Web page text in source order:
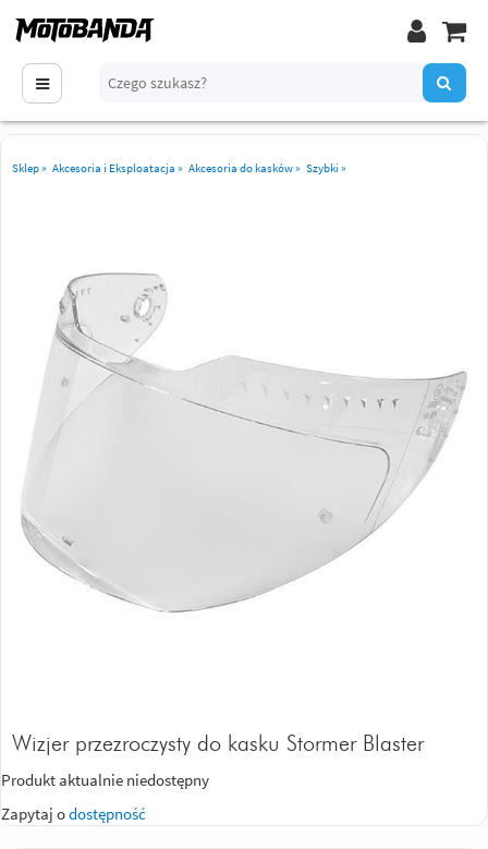
Sklep» Akcesoria i Eksploatacja » Akcesoria do kasków» Szybki »
Wizjer przezroczysty do kasku Stormer Blaster
Produkt aktualnie niedostępny
Zapytaj odostępność